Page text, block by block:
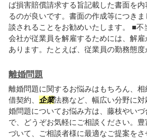
ば損害賠償請求する旨記載した書面を
るのが良いです。書面の作成等につき
談されることをお勧めいたします。 ■不
会社が従業員を解雇するためには、解
あります。たとえば、従業員の勤務態度
離婚問題
離婚問題に関するお悩みはもちろん、
借契約、 企業法務など、幅広い分野に
婚問題についてお悩み方は、藤枝やいづ
で、どうぞお気軽にご相談ください。
づいて、ご相談者様に最適なご提案をさ